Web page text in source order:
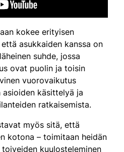
kokee erityisen
asukkaiden kanssa on
suhde, jossa
ovat puolin ja toisin
vuorovaikutus
käsittelyä ja
ratkaisemista.
myös sitä, että
kotona – toimitaan heidän
kuulosteleminen